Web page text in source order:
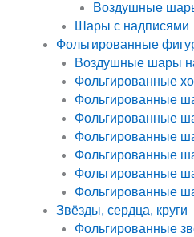
Воздушные
Шары с надписями
Фольгированные
Воздушные шары
Фольгированные
Фольгированные
Фольгированные
Фольгированные
Фольгированные
Фольгированные
Фольгированные
Звёзды, сердца, круги
Фольгированные